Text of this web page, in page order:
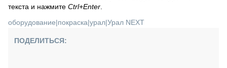
текста и нажмите Ctrl+Enter
оборудование|покраска|урал|Урал NEXT
ПОДЕЛИТЬСЯ: